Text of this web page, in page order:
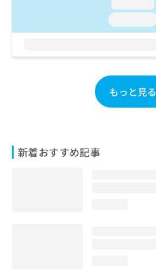
もっと見る
新着おすすめ記事
い
わ